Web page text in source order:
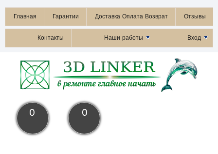
Главная Гарантии Доставка Оплата Возврат Отзывы
Контакты Наши работы Вход
0 0